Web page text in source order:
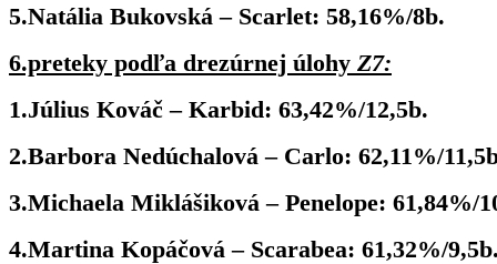
5.Natália Bukovská – Scarlet: 58,16%/8b.
6.preteky podľa drezúrnej úlohy Z7:
1.Július Kováč – Karbid: 63,42%/12,5b.
2.Barbora Nedúchalová – Carlo: 62,11%/
3.Michaela Miklášiková – Penelope: 61,84%/
4.Martina Kopáčová – Scarabea: 61,32%/